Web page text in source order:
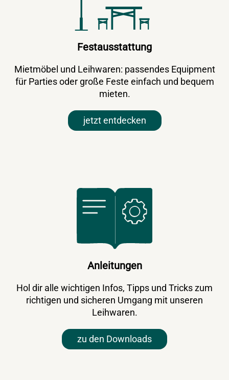
Festausstattung
Mietmöbel und Leihwaren: passendes Equipment
für Parties oder große Feste einfach und bequem
mieten.
jetzt entdecken
Anleitungen
Hol dir alle wichtigen Infos, Tipps und Tricks zum
richtigen und sicheren Umgang mit unseren
Leihwaren.
zu den Downloads